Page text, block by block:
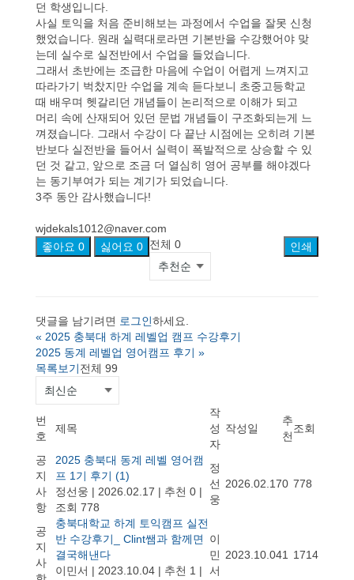
던 학생입니다.
사실 토익을 처음 준비해보는 과정에서 수업을 잘못 신청
했었습니다. 원래 실력대로라면 기본반을 수강했어야 맞
는데 실수로 실전반에서 수업을 들었습니다.
그래서 초반에는 조급한 마음에 수업이 어렵게 느껴지고
따라가기 벅찼지만 수업을 계속 듣다보니 초중고등학교
때 배우며 헷갈리던 개념들이 논리적으로 이해가 되고
머리 속에 산재되어 있던 문법 개념들이 구조화되는게 느
껴졌습니다. 그래서 수강이 다 끝난 시점에는 오히려 기본
반보다 실전반을 들어서 실력이 폭발적으로 상승할 수 있
던 것 같고, 앞으로 조금 더 열심히 영어 공부를 해야겠다
는 동기부여가 되는 계기가 되었습니다.
3주 동안 감사했습니다!
wjdekals1012@naver.com
좋아요 0 싫어요 0 인쇄
전체 0
댓글을 남기려면 로그인하세요.
« 2025 충북대 하계 레벨업 캠프 수강후기
2025 동계 레벨업 영어캠프 후기 »
목록보기전체 99
번
호
제목
작
성
자
작성일
추
천
조회
공
지
사
항
2025 충북대 동계 레벨 영어캠
프 1기 후기 (1)
정선웅 | 2026.02.17 | 추천 0 |
조회 778
정
선
웅
2026.02.170 778
공
지
사
충북대학교 하계 토익캠프 실전
반 수강후기_ Clint쌤과 함께면
결국해낸다
이민서 | 2023.10.04 | 추천 1 |
이
민
서
2023.10.041 1714